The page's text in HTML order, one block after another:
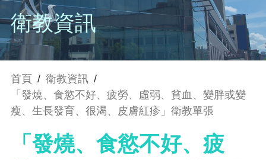
衛教資訊
首頁 / 衛教資訊 /
「發燒、食慾不好、疲勞、虛弱、貧血、變胖或變
瘦、生長發育、很渴、皮膚紅疹」衛教單張
「發燒、食慾不好、疲